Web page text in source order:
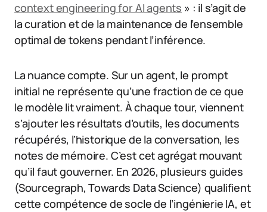
context engineering for AI agents » : il s’agit de
la curation et de la maintenance de l’ensemble
optimal de tokens pendant l’inférence.
La nuance compte. Sur un agent, le prompt
initial ne représente qu’une fraction de ce que
le modèle lit vraiment. À chaque tour, viennent
s’ajouter les résultats d’outils, les documents
récupérés, l’historique de la conversation, les
notes de mémoire. C’est cet agrégat mouvant
qu’il faut gouverner. En 2026, plusieurs guides
(Sourcegraph, Towards Data Science) qualifient
cette compétence de socle de l’ingénierie IA, et